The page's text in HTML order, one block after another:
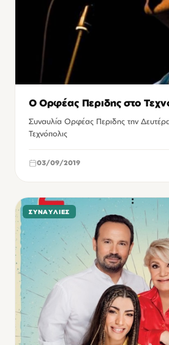
Ο Ορφέας Περιδης στο
Συναυλία Ορφέας Περιδης την
Τεχνόπολις
03/09/2019
ΣΥΝΑΥΛΊΕΣ